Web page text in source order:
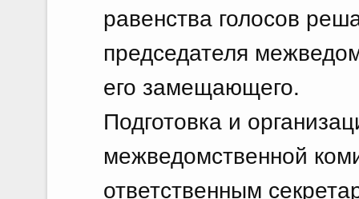
равенства голосов
председателя
его замещающего.
Подготовка и
межведомственной
ответственным